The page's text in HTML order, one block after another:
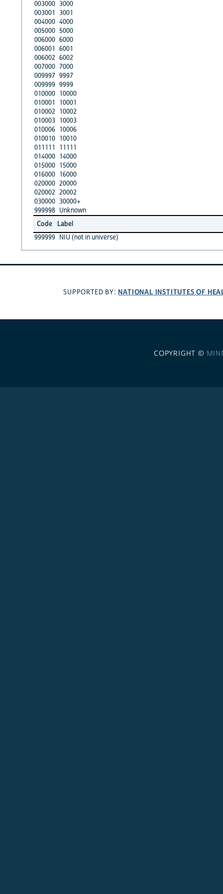
003000 3000
003001 3001
004000 4000
005000 5000
006000 6000
006001 6001
006002 6002
007000 7000
009997 9997
009999 9999
010000 10000
010001
10001
010002 10002
010003 10003
010006 10006
010010 10010
011111
11111
014000 14000
015000 15000
016000 16000
020000 20000
020002 20002
030000 30000+
999998 Unknown
Code
Label
999999 NIU (not in universe)
SUPPORTED BY: NATIONAL INSTITUTES OF
COPYRIGHT ©